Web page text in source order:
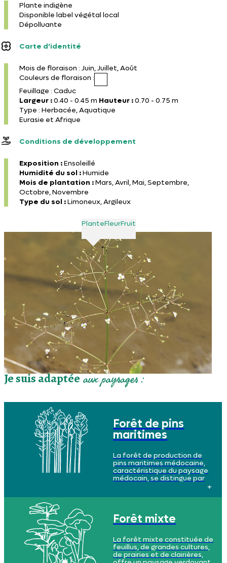
Plante indigène
Disponible label végétal local
Dépolluante
Carte d’identité
Mois de floraison : Juin, Juillet, Août
Couleurs de floraison :
Feuillage : Caduc
Largeur :0.40 - 0.45 m Hauteur :0.70 - 0.75 m
Type : Herbacée, Aquatique
Eurasie et Afrique
Conditions de développement
Exposition :Ensoleillé
Humidité du sol :Humide
Mois de plantation :Mars, Avril, Mai, Septembre,
Octobre, Novembre
Type du sol :Limoneux, Argileux
PlanteFleurFruit
Je suis adaptéeaux paysages :
Forêt de pins
maritimes
La forêt de production de
pins maritimes médocaine,
caractéristique du paysage
médocain, se distingue par
remarquables. Les sols y sont
sableux, tourbeux par
Forêt mixte
La forêt mixte constituée de
feuillus, de grandes cultures,
de prairies et de clairières,